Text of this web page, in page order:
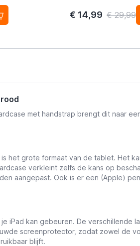
€ 14,99 € 29,99
met handstrap brengt dit naar
het grote formaat van de tablet. Het
verkleint zelfs de kans op
aangepast. Ook is er een (Apple)
kan gebeuren. De verschillende
screenprotector, zodat zowel de
blijft.